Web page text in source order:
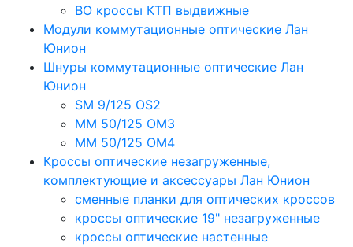
ВО кроссы КТП выдвижные
Модули коммутационные оптические Лан
Юнион
Шнуры коммутационные оптические Лан
Юнион
SM 9/125 OS2
MM 50/125 OM3
MM 50/125 OM4
Кроссы оптические незагруженные,
комплектующие и аксессуары Лан Юнион
сменные планки для оптических кроссов
кроссы оптические 19" незагруженные
кроссы оптические настенные